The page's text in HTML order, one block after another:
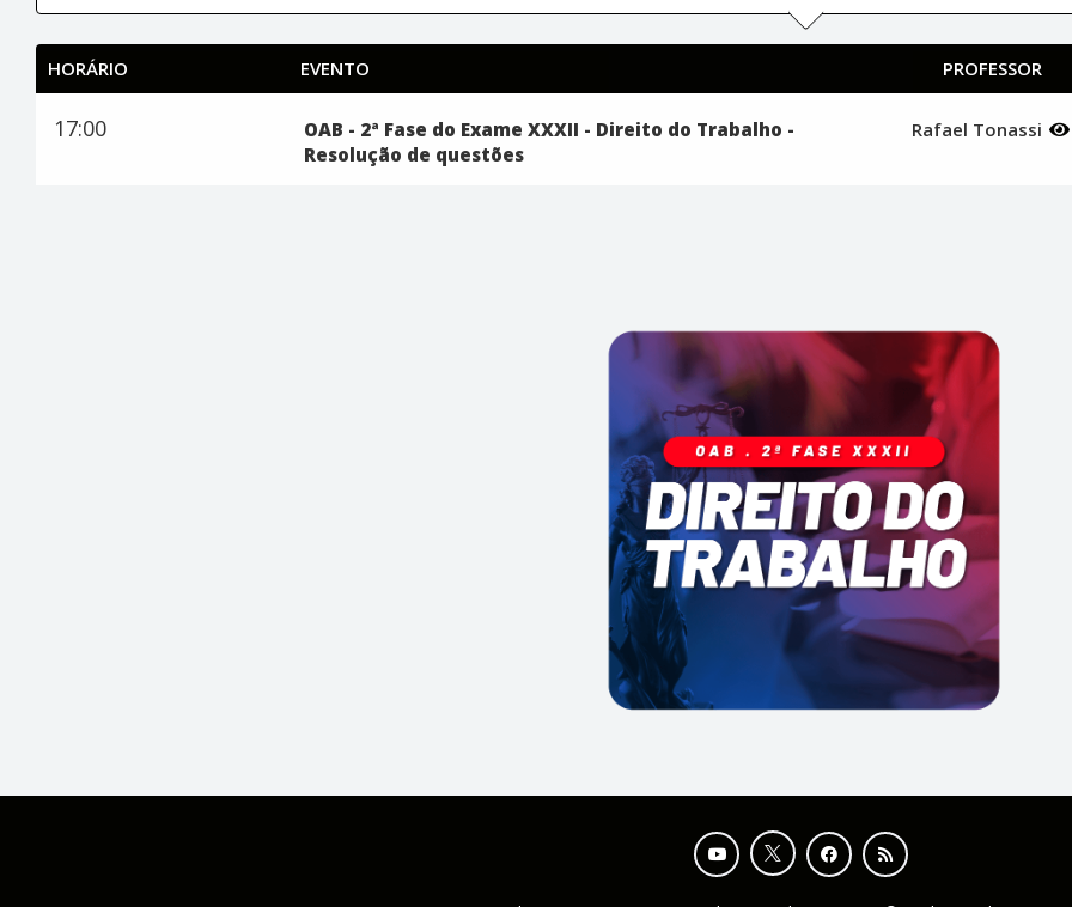
HORÁRIO EVENTO PROFESSOR
17:00
OAB - 2ª Fase do Exame XXXII - Direito do Trabalho -
Resolução de questões
Rafael Tonassi